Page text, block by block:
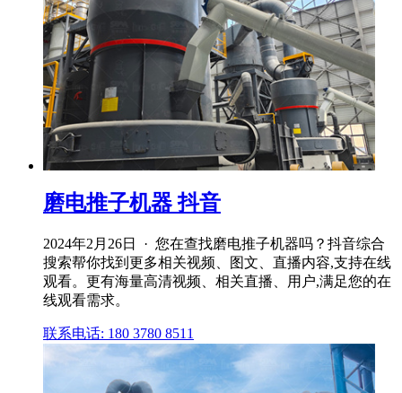
磨电推子机器 抖音
2024年2月26日 · 您在查找磨电推子机器吗？抖音综合
搜索帮你找到更多相关视频、图文、直播内容,支持在线
观看。更有海量高清视频、相关直播、用户,满足您的在
线观看需求。
联系电话: 180 3780 8511